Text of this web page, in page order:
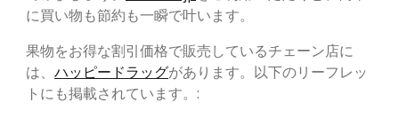
に買い物も節約も一瞬で叶います。
果物をお得な割引価格で販売しているチェーン店に
は、 ハッピードラッグがあります。以下のリーフレッ
トにも掲載されています。: